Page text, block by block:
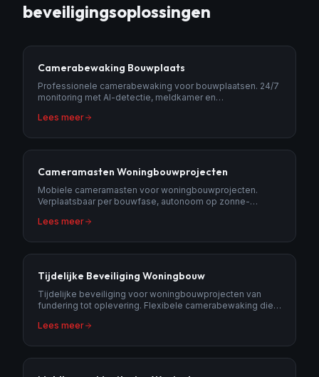
beveiligingsoplossingen
Camerabewaking Bouwplaats
Professionele camerabewaking voor bouwplaatsen. 24/7
monitoring met AI-detectie, meldkamer en
machines.
Lees meer
Cameramasten Woningbouwprojecten
Mobiele cameramasten voor woningbouwprojecten.
Verplaatsbaar per bouwfase, autonoom op zonne-
Lees meer
Tijdelijke Beveiliging Woningbouw
Tijdelijke beveiliging voor woningbouwprojecten van
fundering tot oplevering. Flexibele camerabewaking die
Lees meer